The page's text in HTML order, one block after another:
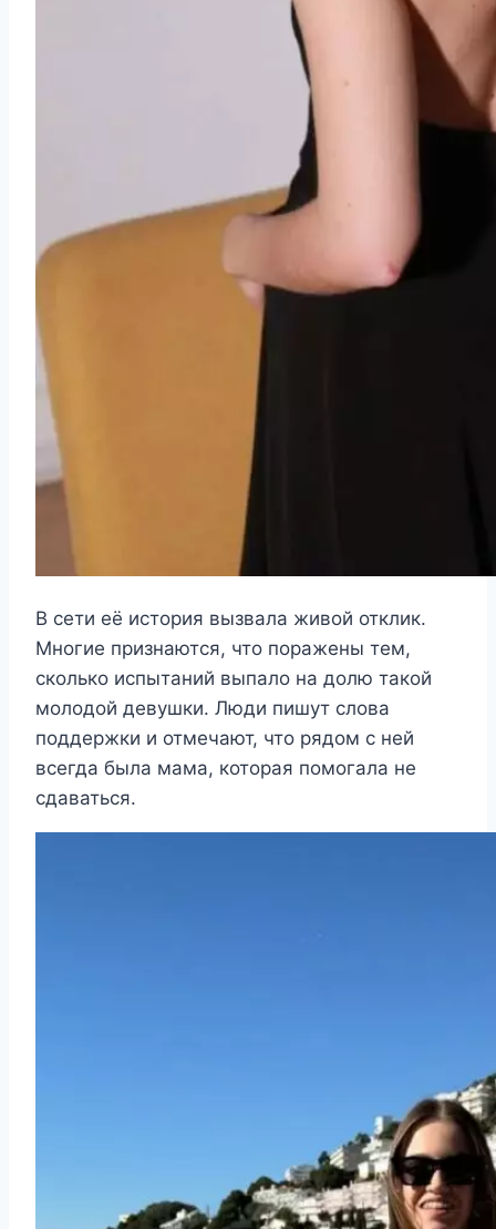
В сети её история вызвала живой отклик.
Многие признаются, что поражены тем,
сколько испытаний выпало на долю такой
молодой девушки. Люди пишут слова
поддержки и отмечают, что рядом с ней
всегда была мама, которая помогала не
сдаваться.